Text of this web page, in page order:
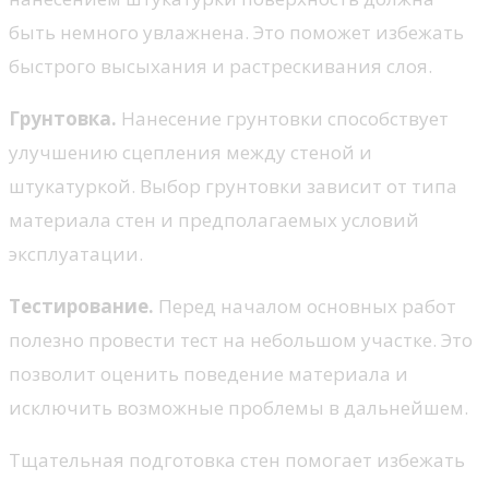
быть немного увлажнена. Это поможет избежать
быстрого высыхания и растрескивания слоя.
Грунтовка. Нанесение грунтовки способствует
улучшению сцепления между стеной и
штукатуркой. Выбор грунтовки зависит от типа
материала стен и предполагаемых условий
эксплуатации.
Тестирование. Перед началом основных работ
полезно провести тест на небольшом участке. Это
позволит оценить поведение материала и
исключить возможные проблемы в дальнейшем.
Тщательная подготовка стен помогает избежать